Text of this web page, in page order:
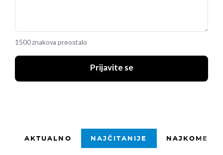
1500 znakova preostalo
Prijavite se
AKTUALNO NAJČITANIJE